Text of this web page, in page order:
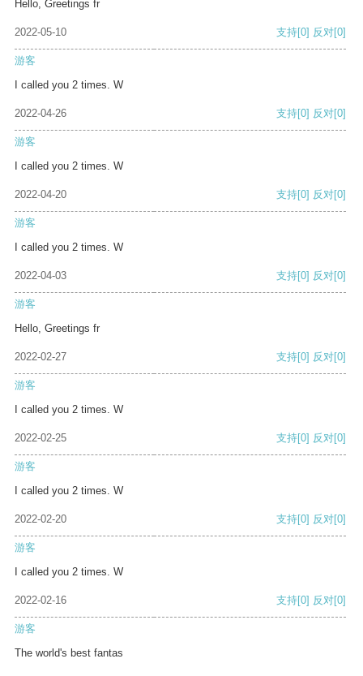
Hello, Greetings fr
2022-05-10 支持[0] 反对[0]
游客
I called you 2 times. W
2022-04-26 支持[0] 反对[0]
游客
I called you 2 times. W
2022-04-20 支持[0] 反对[0]
游客
I called you 2 times. W
2022-04-03 支持[0] 反对[0]
游客
Hello, Greetings fr
2022-02-27 支持[0] 反对[0]
游客
I called you 2 times. W
2022-02-25 支持[0] 反对[0]
游客
I called you 2 times. W
2022-02-20 支持[0] 反对[0]
游客
I called you 2 times. W
2022-02-16 支持[0] 反对[0]
游客
The world's best fantas